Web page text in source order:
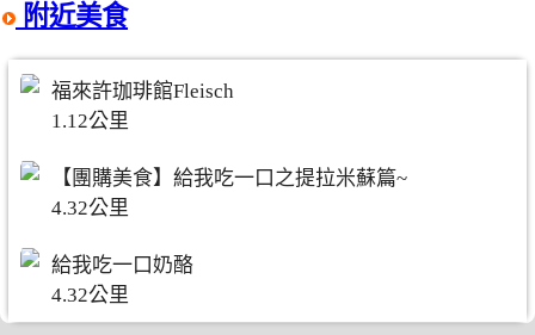
附近美食
福來許珈琲館Fleisch
1.12公里
【團購美食】給我吃一口之提拉米蘇篇~
4.32公里
給我吃一口奶酪
4.32公里